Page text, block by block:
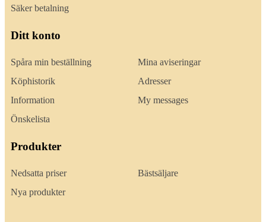
Säker betalning
Ditt konto
Spåra min beställning
Köphistorik
Information
Önskelista
Mina aviseringar
Adresser
My messages
Produkter
Nedsatta priser
Nya produkter
Bästsäljare